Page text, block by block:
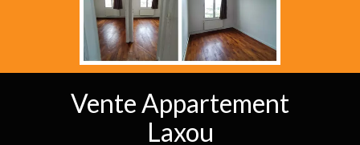
Vente Appartement
Laxou